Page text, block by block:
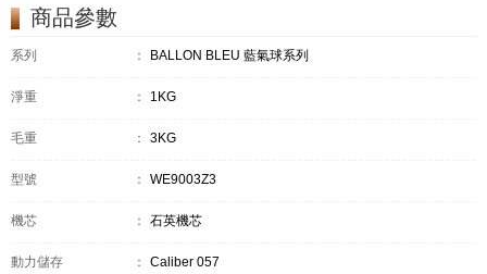
商品參數
系列 ： BALLON BLEU 藍氣球系列
淨重 ： 1KG
毛重 ： 3KG
型號 ： WE9003Z3
機芯 ： 石英機芯
動力儲存 ： Caliber 057